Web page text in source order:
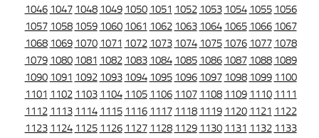
1046 1047 1048 1049 1050 1051 1052 1053 1054 1055 1056
1057 1058 1059 1060 1061 1062 1063 1064 1065 1066 1067
1068 1069 1070 1071 1072 1073 1074 1075 1076 1077 1078
1079 1080 1081 1082 1083 1084 1085 1086 1087 1088 1089
1090 1091 1092 1093 1094 1095 1096 1097 1098 1099 1100
1101 1102 1103 1104 1105 1106 1107 1108 1109 1110 1111
1112 1113 1114 1115 1116 1117 1118 1119 1120 1121 1122
1123 1124 1125 1126 1127 1128 1129 1130 1131 1132 1133